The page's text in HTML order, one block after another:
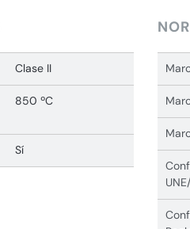
Clase II
850 ºC
Sí